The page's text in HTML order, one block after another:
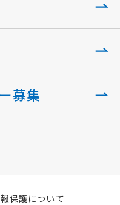
募集
保護について